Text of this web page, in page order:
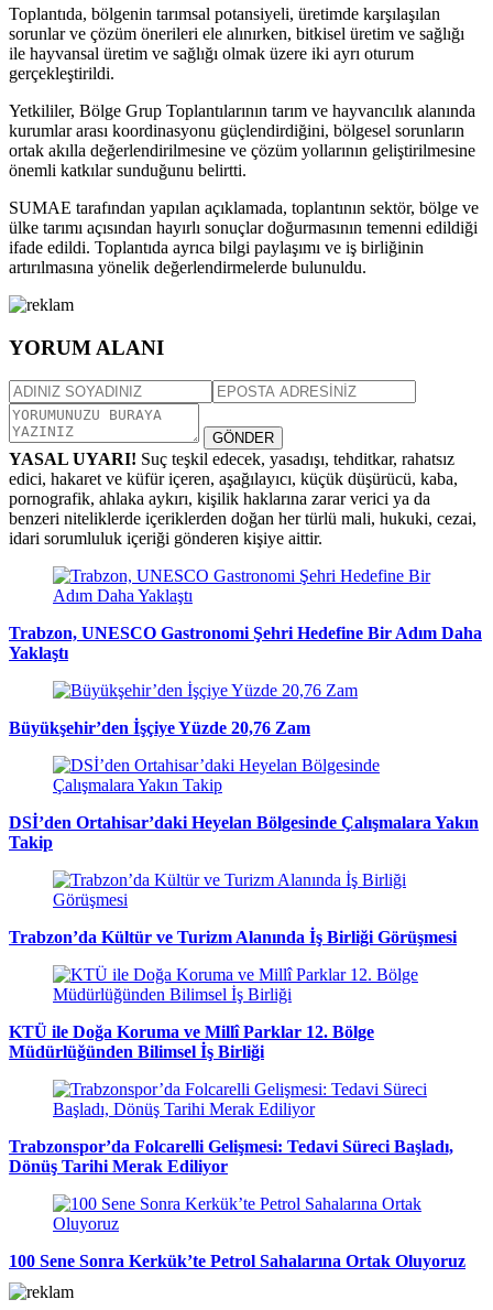
Toplantıda, bölgenin tarımsal potansiyeli, üretimde karşılaşılan
sorunlar ve çözüm önerileri ele alınırken, bitkisel üretim ve sağlığı
ile hayvansal üretim ve sağlığı olmak üzere iki ayrı oturum
gerçekleştirildi.
Yetkililer, Bölge Grup Toplantılarının tarım ve hayvancılık alanında
kurumlar arası koordinasyonu güçlendirdiğini, bölgesel sorunların
ortak akılla değerlendirilmesine ve çözüm yollarının geliştirilmesine
önemli katkılar sunduğunu belirtti.
SUMAE tarafından yapılan açıklamada, toplantının sektör, bölge ve
ülke tarımı açısından hayırlı sonuçlar doğurmasının temenni edildiği
ifade edildi. Toplantıda ayrıca bilgi paylaşımı ve iş birliğinin
artırılmasına yönelik değerlendirmelerde bulunuldu.
YORUM ALANI
GÖNDER
YASAL UYARI! Suç teşkil edecek, yasadışı, tehditkar, rahatsız
edici, hakaret ve küfür içeren, aşağılayıcı, küçük düşürücü, kaba,
pornografik, ahlaka aykırı, kişilik haklarına zarar verici ya da
benzeri niteliklerde içeriklerden doğan her türlü mali, hukuki, cezai,
idari sorumluluk içeriği gönderen kişiye aittir.
Trabzon, UNESCO Gastronomi Şehri Hedefine Bir Adım Daha
Yaklaştı
Büyükşehir’den İşçiye Yüzde 20,76 Zam
DSİ’den Ortahisar’daki Heyelan Bölgesinde Çalışmalara Yakın
Takip
Trabzon’da Kültür ve Turizm Alanında İş Birliği Görüşmesi
KTÜ ile Doğa Koruma ve Millî Parklar 12. Bölge
Müdürlüğünden Bilimsel İş Birliği
Trabzonspor’da Folcarelli Gelişmesi: Tedavi Süreci Başladı,
Dönüş Tarihi Merak Ediliyor
100 Sene Sonra Kerkük’te Petrol Sahalarına Ortak Oluyoruz